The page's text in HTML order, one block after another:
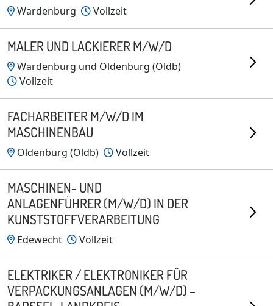
Wardenburg Vollzeit
MALER UND LACKIERER M/W/D
Wardenburg und Oldenburg (Oldb)
Vollzeit
FACHARBEITER M/W/D IM
MASCHINENBAU
Oldenburg (Oldb) Vollzeit
MASCHINEN- UND
ANLAGENFÜHRER (M/W/D) IN DER
KUNSTSTOFFVERARBEITUNG
Edewecht Vollzeit
ELEKTRIKER / ELEKTRONIKER FÜR
VERPACKUNGSANLAGEN (M/W/D) –